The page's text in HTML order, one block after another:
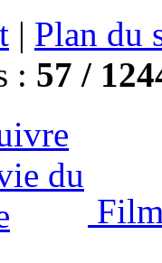
| Plan du
: 57 /